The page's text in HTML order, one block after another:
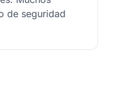
de seguridad